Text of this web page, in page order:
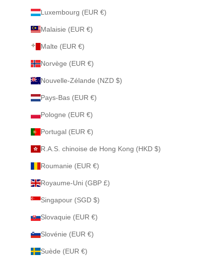
Luxembourg (EUR €)
Malaisie (EUR €)
Malte (EUR €)
Norvège (EUR €)
Nouvelle-Zélande (NZD $)
Pays-Bas (EUR €)
Pologne (EUR €)
Portugal (EUR €)
R.A.S. chinoise de Hong Kong (HKD $)
Roumanie (EUR €)
Royaume-Uni (GBP £)
Singapour (SGD $)
Slovaquie (EUR €)
Slovénie (EUR €)
Suède (EUR €)